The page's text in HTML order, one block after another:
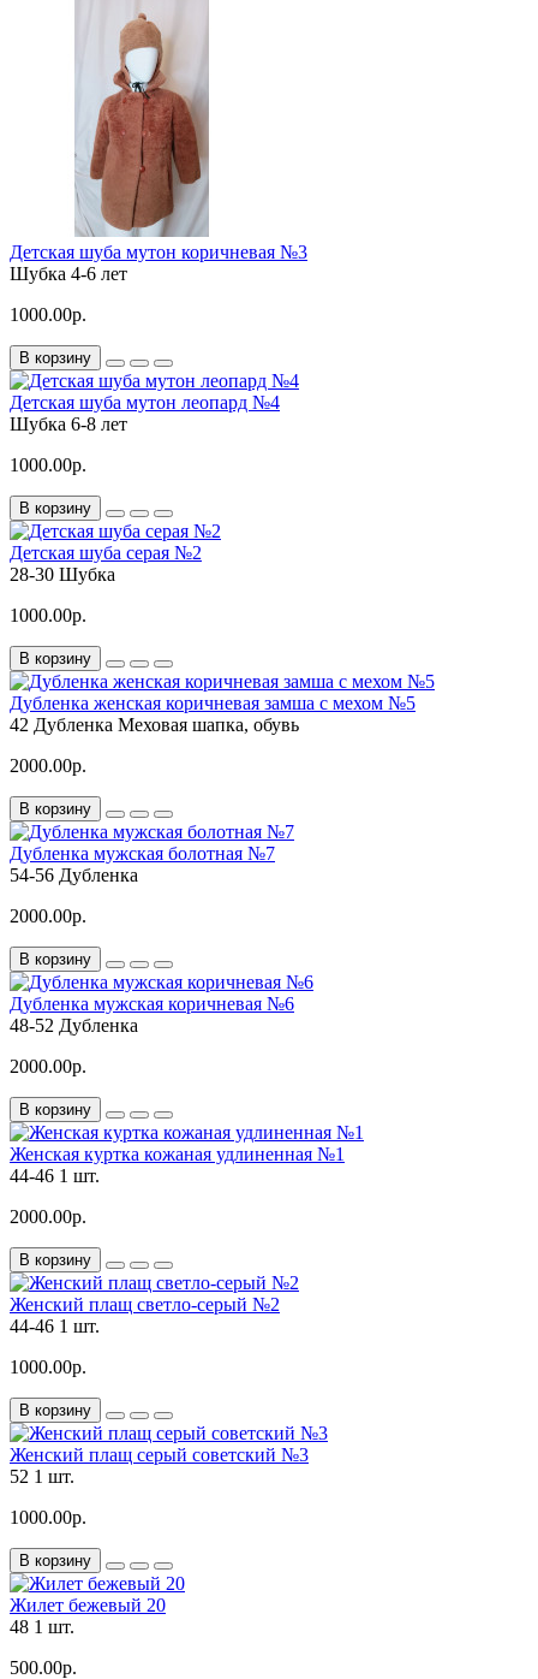
Детская шуба мутон коричневая №3
Шубка 4-6 лет
1000.00р.
В корзину
Детская шуба мутон леопард №4
Шубка 6-8 лет
1000.00р.
В корзину
Детская шуба серая №2
28-30 Шубка
1000.00р.
В корзину
Дубленка женская коричневая замша с мехом №5
42 Дубленка Меховая шапка, обувь
2000.00р.
В корзину
Дубленка мужская болотная №7
54-56 Дубленка
2000.00р.
В корзину
Дубленка мужская коричневая №6
48-52 Дубленка
2000.00р.
В корзину
Женская куртка кожаная удлиненная №1
44-46 1 шт.
2000.00р.
В корзину
Женский плащ светло-серый №2
44-46 1 шт.
1000.00р.
В корзину
Женский плащ серый советский №3
52 1 шт.
1000.00р.
В корзину
Жилет бежевый 20
48 1 шт.
500.00р.